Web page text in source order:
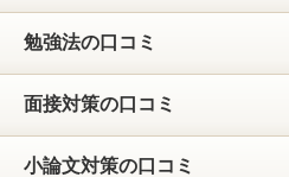
勉強法の口コミ
面接対策の口コミ
小論文対策の口コミ